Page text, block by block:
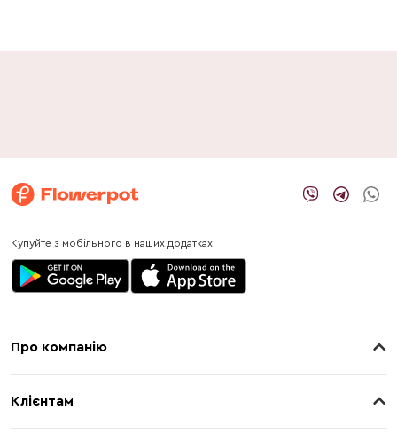
Купуйте з мобільного в наших додатках
Про компанію
Клієнтам